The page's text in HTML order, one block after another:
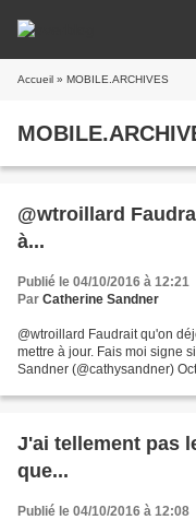
Accueil » MOBILE.ARCHIVES
@wtroillard
à...
Publié le 04/10/2016 à 12:21
Par Catherine Sandner
@wtroillard Faudrait qu'on
mettre à jour. Fais moi signe
Sandner (@cathysandner)
J'ai tellement pas
que...
Publié le 04/10/2016 à 12:08